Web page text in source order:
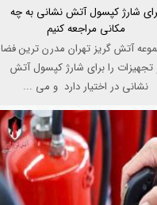
شارژ کپسول آتش نشانی به چه
مکانی مراجعه کنیم
آتش گریز تهران مدرن ترین فضا
تجهیزات را برای شارژ کپسول آتش
نشانی در اختیار دارد و می ...